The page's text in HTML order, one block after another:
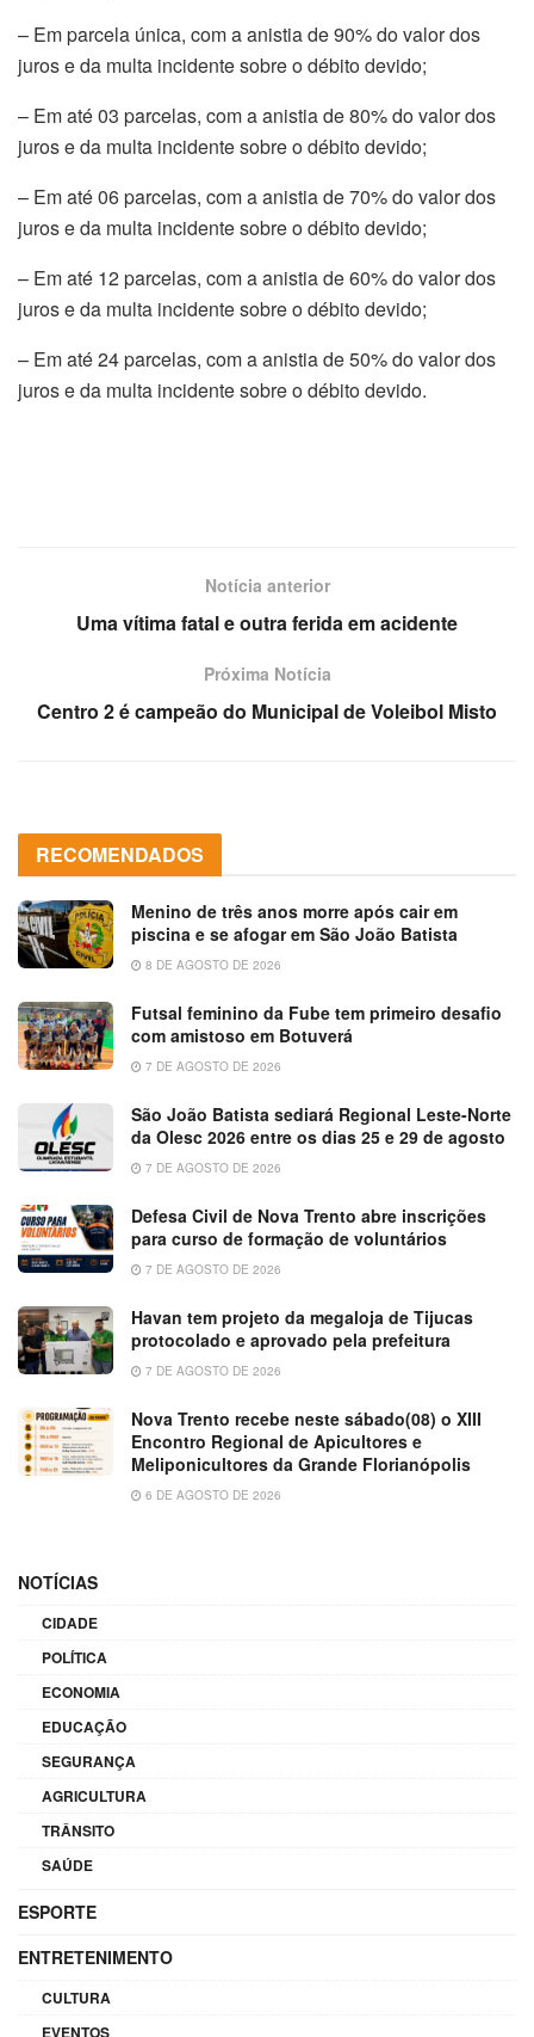
– Em parcela única, com a anistia de 90% do valor dos
juros e da multa incidente sobre o débito devido;
– Em até 03 parcelas, com a anistia de 80% do valor dos
juros e da multa incidente sobre o débito devido;
– Em até 06 parcelas, com a anistia de 70% do valor dos
juros e da multa incidente sobre o débito devido;
– Em até 12 parcelas, com a anistia de 60% do valor dos
juros e da multa incidente sobre o débito devido;
– Em até 24 parcelas, com a anistia de 50% do valor dos
juros e da multa incidente sobre o débito devido.
Notícia anterior
Uma vítima fatal e outra ferida em acidente
Próxima Notícia
Centro 2 é campeão do Municipal de Voleibol Misto
RECOMENDADOS
Menino de três anos morre após cair em
piscina e se afogar em São João Batista
8 DE AGOSTO DE 2026
Futsal feminino da Fube tem primeiro desafio
com amistoso em Botuverá
7 DE AGOSTO DE 2026
São João Batista sediará Regional Leste-Norte
da Olesc 2026 entre os dias 25 e 29 de agosto
7 DE AGOSTO DE 2026
Defesa Civil de Nova Trento abre inscrições
para curso de formação de voluntários
7 DE AGOSTO DE 2026
Havan tem projeto da megaloja de Tijucas
protocolado e aprovado pela prefeitura
7 DE AGOSTO DE 2026
Nova Trento recebe neste sábado(08) o XIII
Encontro Regional de Apicultores e
Meliponicultores da Grande Florianópolis
6 DE AGOSTO DE 2026
NOTÍCIAS
CIDADE
POLÍTICA
ECONOMIA
EDUCAÇÃO
SEGURANÇA
AGRICULTURA
TRÂNSITO
SAÚDE
ESPORTE
ENTRETENIMENTO
CULTURA
EVENTOS